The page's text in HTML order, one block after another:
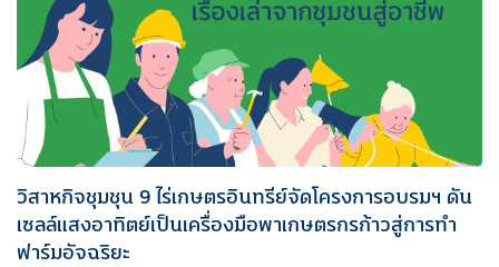
วิสาหกิจชุมชุน 9 ไร่เกษตรอินทรีย์จัดโครงการอบรมฯ ดัน
เซลล์แสงอาทิตย์เป็นเครื่องมือพาเกษตรกรก้าวสู่การทำ
ฟาร์มอัจฉริยะ